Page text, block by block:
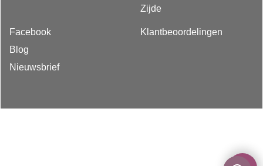
Zijde
Facebook
Blog
Nieuwsbrief
Klantbeoordelingen